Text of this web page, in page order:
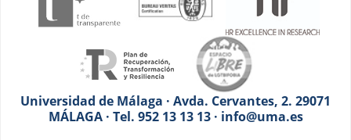
Universidad de Málaga · Avda. Cervantes, 2. 29071
MÁLAGA · Tel. 952 13 13 13 · info@uma.es